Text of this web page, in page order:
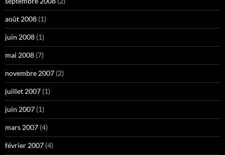
août 2008 (1)
juin 2008 (1)
mai 2008 (7)
novembre 2007 (2)
juillet 2007 (1)
juin 2007 (1)
mars 2007 (4)
février 2007 (4)